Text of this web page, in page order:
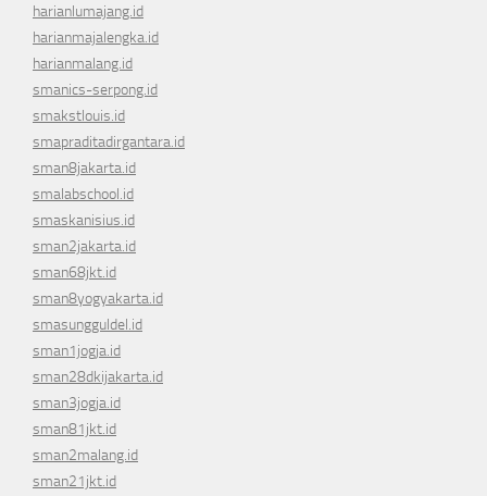
harianlumajang.id
harianmajalengka.id
harianmalang.id
smanics-serpong.id
smakstlouis.id
smapraditadirgantara.id
sman8jakarta.id
smalabschool.id
smaskanisius.id
sman2jakarta.id
sman68jkt.id
sman8yogyakarta.id
smasungguldel.id
sman1jogja.id
sman28dkijakarta.id
sman3jogja.id
sman81jkt.id
sman2malang.id
sman21jkt.id